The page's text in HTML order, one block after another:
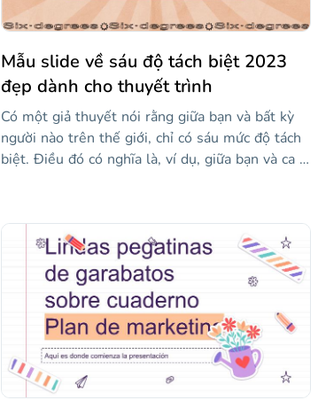
Mẫu slide về sáu độ tách biệt 2023
đẹp dành cho thuyết trình
Có một giả thuyết nói rằng giữa bạn và bất kỳ
người nào trên thế giới, chỉ có sáu mức độ tách
biệt. Điều đó có nghĩa là, ví dụ, giữa bạn và ca sĩ
giải thích luật này, nguồn gốc của nó, cách nó đã
được chứng minh... và thậm chí đưa ra ví dụ về
mối liên hệ giữa bạn và những người nổi tiếng!
Thiết kế hoàn toàn có thể chỉnh sửa và dễ sử